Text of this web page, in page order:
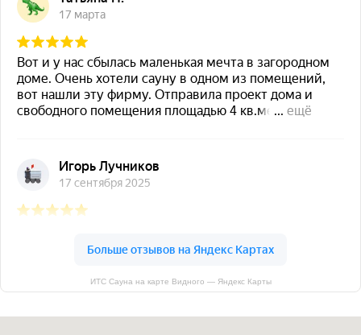
ИТС Сауна на карте Видного — Яндекс Карты